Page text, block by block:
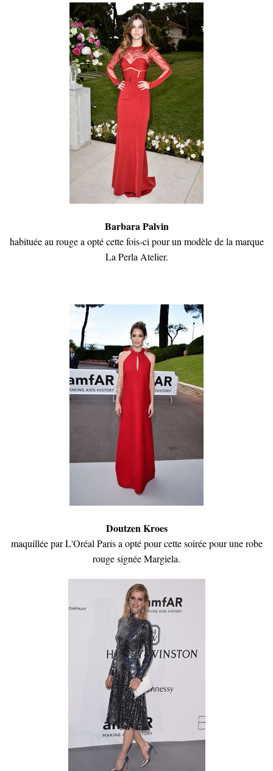
Barbara Palvin
habituée au rouge a opté cette fois-ci pour un modèle de la marque
La Perla Atelier.
Doutzen Kroes
maquillée par L'Oréal Paris a opté pour cette soirée pour une robe
rouge signée Margiela.